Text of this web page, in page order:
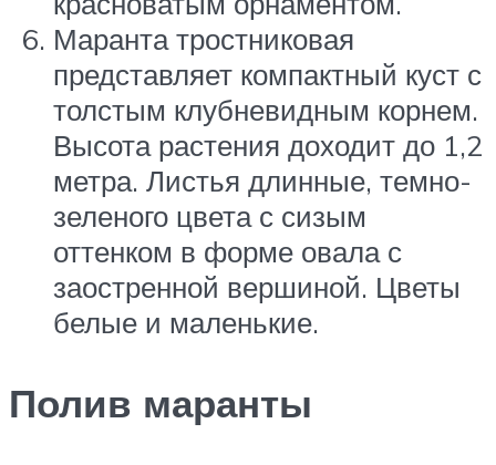
Маранта тростниковая
представляет компактный куст с
толстым клубневидным корнем.
Высота растения доходит до 1,2
метра. Листья длинные, темно-
зеленого цвета с сизым
оттенком в форме овала с
заостренной вершиной. Цветы
белые и маленькие.
Полив маранты